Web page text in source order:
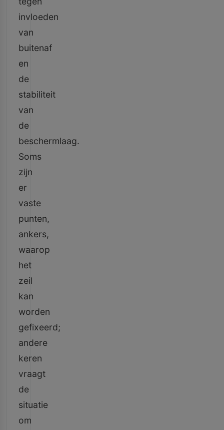
invloeden
van
buitenaf
en
de
stabiliteit
van
de
beschermlaag.
Soms
zijn
er
vaste
punten,
ankers,
waarop
het
zeil
kan
worden
gefixeerd;
andere
keren
vraagt
de
situatie
om